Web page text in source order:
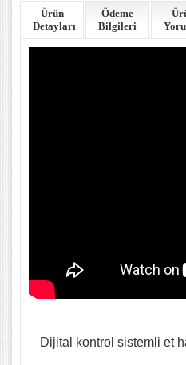
Ürün
Detayları
Ödeme
Bilgileri
Dijital kontrol sistemli et